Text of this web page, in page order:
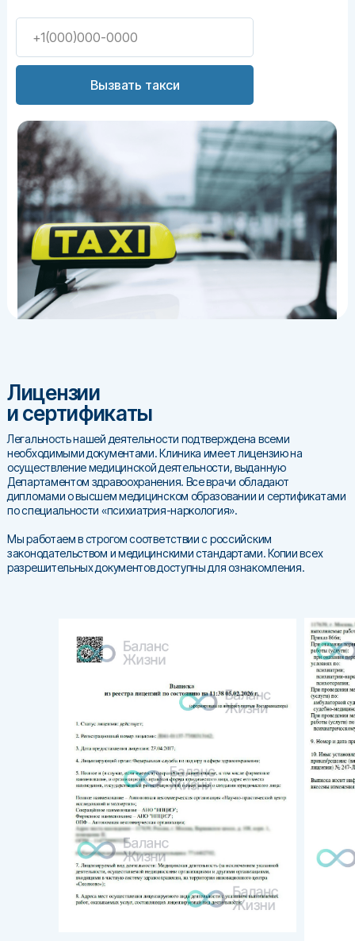
Тарас Григорьевич
Психиатр-нарколог, стаж 15 лет
Вызвать такси
Лицензии
и сертификаты
Легальность нашей деятельности подтверждена всеми
необходимыми документами. Клиника имеет лицензию на
осуществление медицинской деятельности, выданную
Департаментом здравоохранения. Все врачи обладают
дипломами о высшем медицинском образовании и сертификатами
по специальности «психиатрия-наркология».
Мы работаем в строгом соответствии с российским
законодательством и медицинскими стандартами. Копии всех
разрешительных документов доступны для ознакомления.